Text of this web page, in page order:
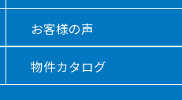
お客様の声
物件カタログ